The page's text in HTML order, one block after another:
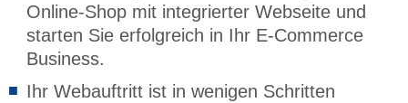
Online-Shop mit integrierter Webseite und
starten Sie erfolgreich in Ihr E-Commerce
Business.
Ihr Webauftritt ist in wenigen Schritten